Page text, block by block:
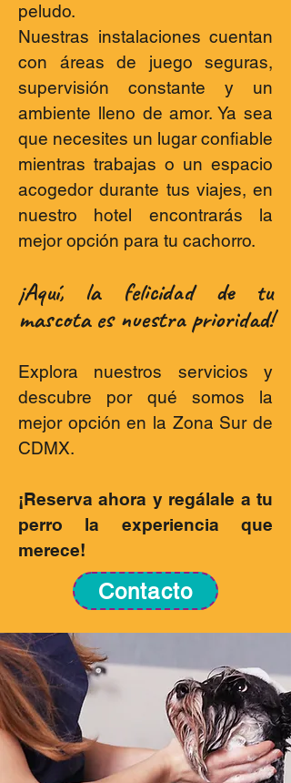
peludo.
Nuestras instalaciones cuentan
con áreas de juego seguras,
supervisión constante y un
ambiente lleno de amor. Ya sea
que necesites un lugar confiable
mientras trabajas o un espacio
acogedor durante tus viajes, en
nuestro hotel encontrarás la
mejor opción para tu cachorro.
¡Aquí, la felicidad de tu
mascota es nuestra prioridad!
Explora nuestros servicios y
descubre por qué somos la
mejor opción en la Zona Sur de
CDMX.
¡Reserva ahora y regálale a tu
perro la experiencia que
merece!
Contacto